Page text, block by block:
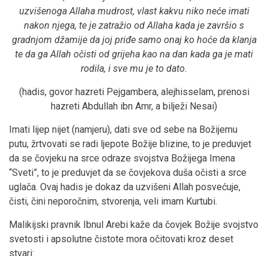
uzvišenoga Allaha mudrost, vlast kakvu niko neće imati
nakon njega, te je zatražio od Allaha kada je završio s
gradnjom džamije da joj priđe samo onaj ko hoće da klanja
te da ga Allah očisti od grijeha kao na dan kada ga je mati
rodila, i sve mu je to dato.
(hadis, govor hazreti Pejgambera, alejhisselam, prenosi
hazreti Abdullah ibn Amr, a bilježi Nesai)
Imati lijep nijet (namjeru), dati sve od sebe na Božijemu
putu, žrtvovati se radi ljepote Božije blizine, to je preduvjet
da se čovjeku na srce odraze svojstva Božijega Imena
“Sveti”, to je preduvjet da se čovjekova duša očisti a srce
uglača. Ovaj hadis je dokaz da uzvišeni Allah posvećuje,
čisti, čini neporočnim, stvorenja, veli imam Kurtubi.
Malikijski pravnik Ibnul Arebi kaže da čovjek Božije svojstvo
svetosti i apsolutne čistote mora očitovati kroz deset
stvari: